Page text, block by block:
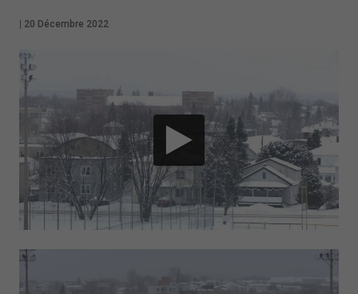
20 Décembre 2022